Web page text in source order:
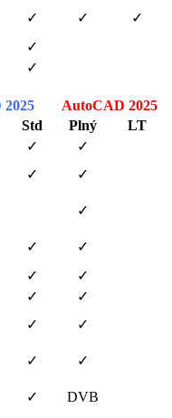
✓ ✓
✓
✓
✓
AutoCAD 2025
Std Plný
LT
✓
✓
✓
✓
✓
✓
✓
✓
✓
✓
✓
✓
✓
✓
✓
✓
DVB